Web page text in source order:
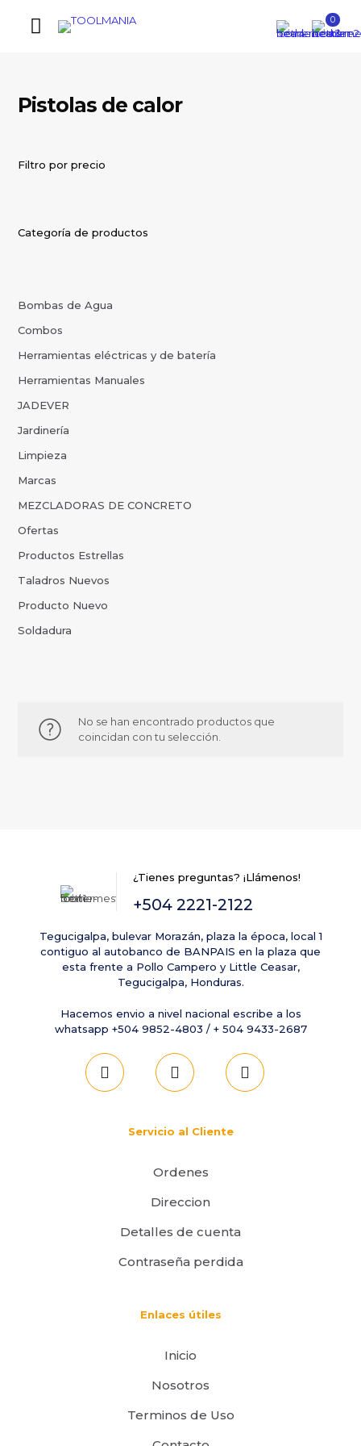
0
Pistolas de calor
Filtro por precio
Categoría de productos
Bombas de Agua
Combos
Herramientas eléctricas y de batería
Herramientas Manuales
JADEVER
Jardinería
Limpieza
Marcas
MEZCLADORAS DE CONCRETO
Ofertas
Productos Estrellas
Taladros Nuevos
Producto Nuevo
Soldadura
No se han encontrado productos que
coincidan con tu selección.
¿Tienes preguntas? ¡Llámenos!
+504 2221-2122
Tegucigalpa, bulevar Morazán, plaza la época, local 1
contiguo al autobanco de BANPAIS en la plaza que
esta frente a Pollo Campero y Little Ceasar,
Tegucigalpa, Honduras.
Hacemos envio a nivel nacional escribe a los
whatsapp +504 9852-4803 / + 504 9433-2687
Servicio al Cliente
Ordenes
Direccion
Detalles de cuenta
Contraseña perdida
Enlaces útiles
Inicio
Nosotros
Terminos de Uso